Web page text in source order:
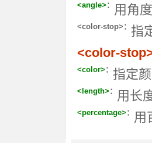
<angle> ： 用角
<color-stop>： 指
<color-
<color> ： 指定
<length> ： 用长
<percentage> ： 用